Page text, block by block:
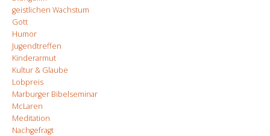
geistlichen Wachstum
Gott
Humor
Jugendtreffen
Kinderarmut
Kultur & Glaube
Lobpreis
Marburger Bibelseminar
McLaren
Meditation
Nachgefragt